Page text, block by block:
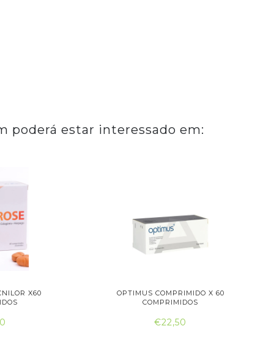
poderá estar interessado em:
X60
OPTIMUS COMPRIMIDO X 60
COMPRIMIDOS
€22,50